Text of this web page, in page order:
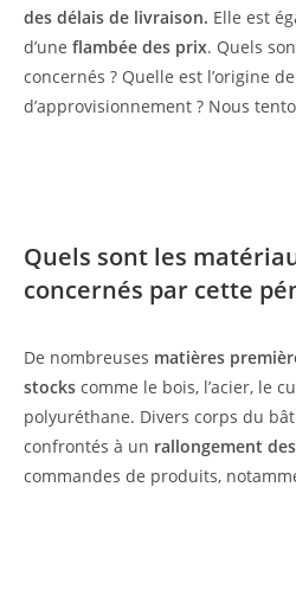
des délais de livraison. Elle est
d’une flambée des prix. Quels
concernés ? Quelle est l’origine
d’approvisionnement ? Nous
Quels sont les
concernés par cette
De nombreuses matières
stocks comme le bois, l’acier, le
polyuréthane. Divers corps du
confrontés à un rallongement
commandes de produits,